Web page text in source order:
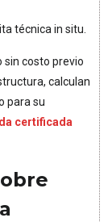
técnica in situ.
costo previo
calculan
para su
certificada